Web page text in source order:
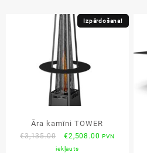
Izpārdošana!
Āra kamīni TOWER
€3,135.00
Original
price
€2,508.00 Current
PVN
iekļauts